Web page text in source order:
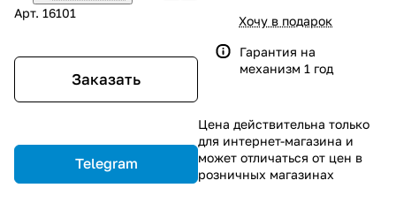
Арт. 16101
Заказать
Telegram
Хочу в подарок
Гарантия на
механизм 1 год
Цена действительна только
для интернет-магазина и
может отличаться от цен в
розничных магазинах